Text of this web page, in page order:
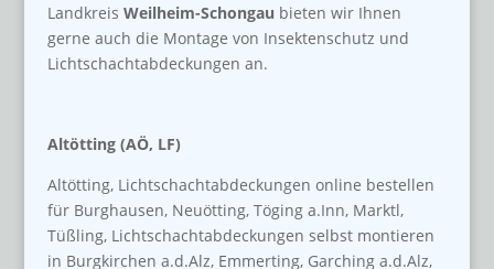
Landkreis Weilheim-Schongau bieten wir Ihnen
gerne auch die Montage von Insektenschutz und
Lichtschachtabdeckungen an.
Altötting (AÖ, LF)
Altötting, Lichtschachtabdeckungen online bestellen
für Burghausen, Neuötting, Töging a.Inn, Marktl,
Tüßling, Lichtschachtabdeckungen selbst montieren
in Burgkirchen a.d.Alz, Emmerting, Garching a.d.Alz,